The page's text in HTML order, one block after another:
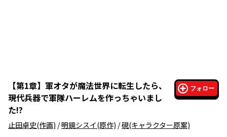
【第1章】 軍オタが魔法世界に転生したら、
現代兵器で軍隊ハーレムを作っちゃいまし
た!?
フォロー
止田卓史(作画) /明鏡シスイ(原作) /硯(キャラクター原案)